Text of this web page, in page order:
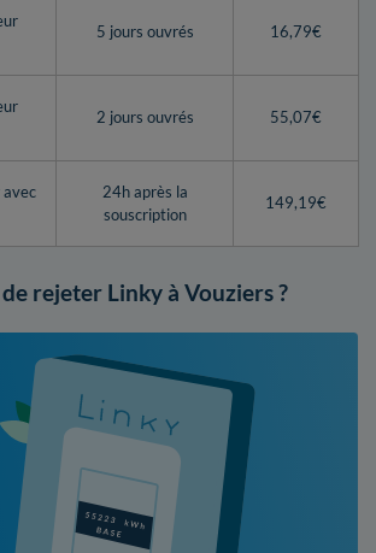
5 jours ouvrés 16,79€
2 jours ouvrés 55,07€
avec
24h après la
souscription
149,19€
rejeter Linky à Vouziers ?